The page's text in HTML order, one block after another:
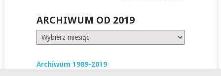
ARCHIWUM OD 2019
Archiwum
od
Archiwum 1989-2019